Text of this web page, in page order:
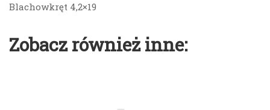
Blachowkręt 4,2×19
Zobacz również inne: